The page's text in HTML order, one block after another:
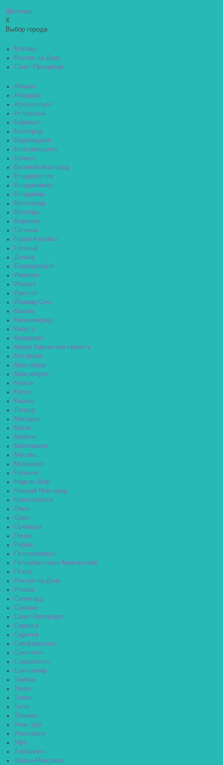
Щёлково
X
Выбор города
Москва
Ростов-на-Дону
Санкт-Петербург
Абакан
Анадырь
Архангельск
Астрахань
Барнаул
Белгород
Биробиджан
Благовещенск
Брянск
Великий Новгород
Владивосток
Владикавказ
Владимир
Волгоград
Вологда
Воронеж
Гатчина
Горно-Алтайск
Грозный
Донецк
Екатеринбург
Иваново
Ижевск
Иркутск
Йошкар-Ола
Казань
Калининград
Калуга
Кемерово
Киров Кировская область
Кострома
Краснодар
Красноярск
Курган
Курск
Кызыл
Липецк
Магадан
Магас
Майкоп
Махачкала
Москва
Мурманск
Нальчик
Нарьян-Мар
Нижний Новгород
Новосибирск
Омск
Орёл
Оренбург
Пенза
Пермь
Петрозаводск
Петропавловск-Камчатский
Псков
Ростов-на-Дону
Рязань
Салехард
Самара
Санкт-Петербург
Саранск
Саратов
Симферополь
Смоленск
Ставрополь
Сыктывкар
Тамбов
Тверь
Томск
Тула
Тюмень
Улан-Удэ
Ульяновск
Уфа
Хабаровск
Ханты-Мансийск